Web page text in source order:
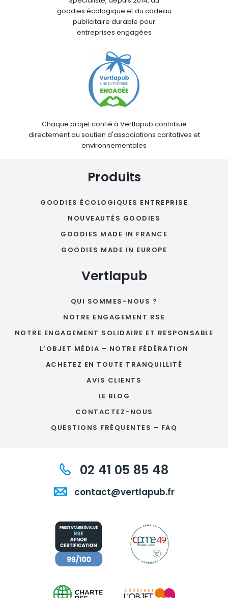
goodies écologique et du cadeau
publicitaire durable pour
entreprises engagées
Chaque projet confié à Vertlapub contribue
directement au soutien d'associations caritatives et
environnementales
Produits
GOODIES ÉCOLOGIQUES ENTREPRISE
NOUVEAUTÉS GOODIES
GOODIES MADE IN FRANCE
GOODIES MADE IN EUROPE
Vertlapub
QUI SOMMES-NOUS ?
NOTRE ENGAGEMENT RSE
NOTRE ENGAGEMENT SOLIDAIRE ET RESPONSABLE
L’OBJET MÉDIA – NOTRE FÉDÉRATION
ACHETEZ EN TOUTE TRANQUILLITÉ
AVIS CLIENTS
LE BLOG
CONTACTEZ-NOUS
QUESTIONS FRÉQUENTES – FAQ
02 41 05 85 48
contact@vertlapub.fr